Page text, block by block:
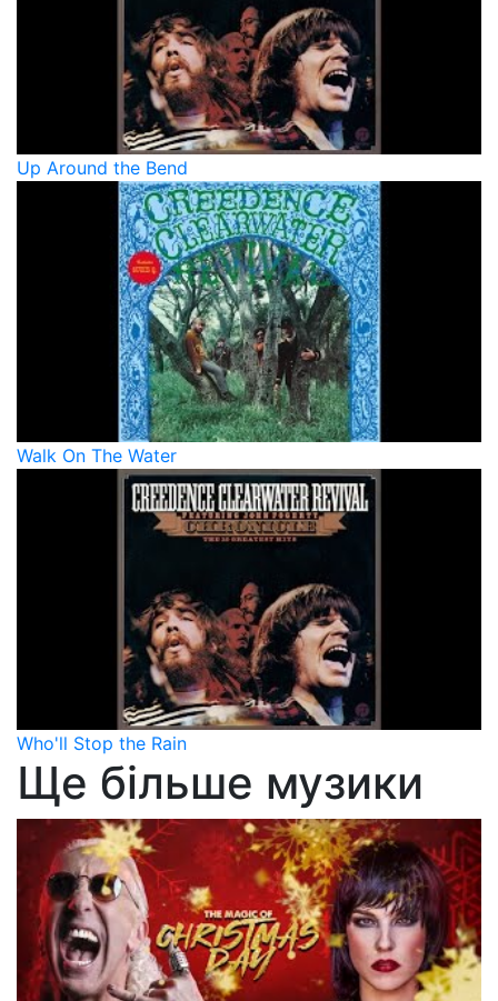
Up Around the Bend
Walk On The Water
Who'll Stop the Rain
Ще більше музики